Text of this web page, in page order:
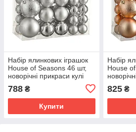
Набір ялинкових іграшок
House of Seasons 46 шт,
новорічні прикраси кулі
пластикові на ялинку 4/6/8
см, срібло
788 ₴
Купити
Набір
House
см,
825₴